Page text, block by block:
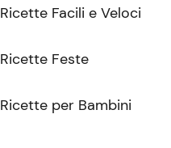
Ricette Facili e Veloci
Ricette Feste
Ricette per Bambini